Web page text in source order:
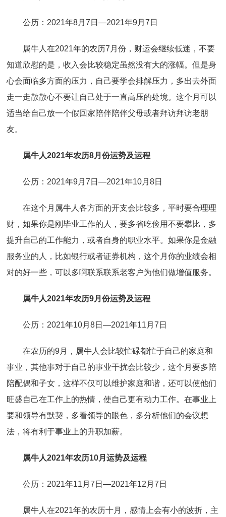
公历：2021年8月7日—2021年9月7日
属牛人在2021年的农历7月份，财运会继续低迷，不要
知道欣慰的是，收入会比较稳定虽然没有大的涨幅。但是身
心会面临多方面的压力，自己要学会排解压力，多出去外面
走一走散散心不要让自己处于一直高压的处境。这个月可以
适当给自己放一个假回家陪伴陪伴父母或者拜访拜访老朋
友。
属牛人2021年农历8月份运势及运程
公历：2021年9月7日—2021年10月8日
在这个月属牛人各方面的开支会比较多，平时要合理理
财，如果你是刚毕业工作的人，要多省吃俭用不要攀比，多
提升自己的工作能力，或者自身的职业水平。如果你是金融
服务业的人，比如银行或者证券机构，这个月你的业绩会相
对的好一些，可以多啊联系联系老客户为他们做增值服务。
属牛人2021年农历9月份运势及运程
公历：2021年10月8日—2021年11月7日
在农历的9月，属牛人会比较忙碌都忙于自己的家庭和
事业，其他事对于自己的事业干扰会比较少，这个月要多陪
陪配偶和子女，这样不仅可以维护家庭和谐，还可以使他们
旺盛自己在工作上的热情，使自己更有动力工作。在事业上
要和领导有默契，多看领导的眼色，多分析他们的会议想
法，将有利于事业上的升职加薪。
属牛人2021年农历10月运势及运程
公历：2021年11月7日—2021年12月7日
属牛人在2021年的农历十月，感情上会有小的波折，主